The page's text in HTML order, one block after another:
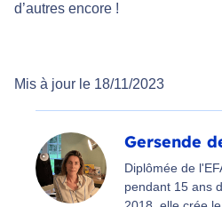
d’autres encore !
Mis à jour le 18/11/2023
Gersende
Diplômée de
pendant 15 ans